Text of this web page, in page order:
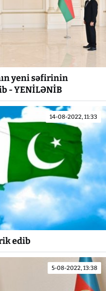
yeni səfirinin
- YENİLƏNİB
14-08-2022, 11:33
edib
5-08-2022, 13:38